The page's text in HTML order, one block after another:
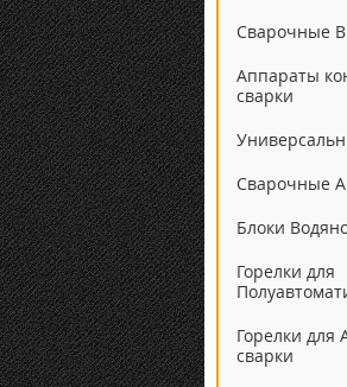
Сварочные
Аппараты
сварки
Сварочные
Блоки
Горелки для
Горелки для
сварки